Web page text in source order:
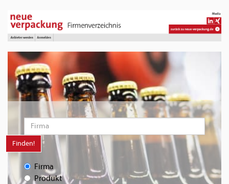
Finden!
Firma
Produkt